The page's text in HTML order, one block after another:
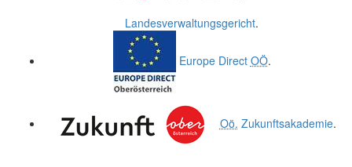
Landesverwaltungsgericht.
Europe Direct OÖ.
Oö. Zukunftsakademie.